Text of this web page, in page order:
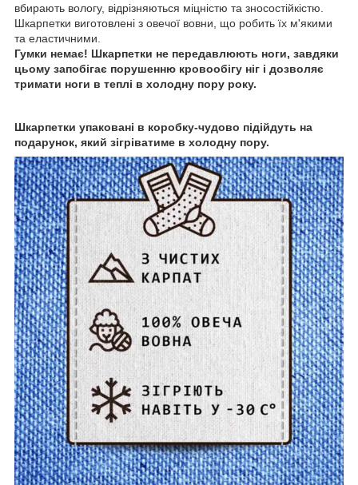
вбирають вологу, відрізняються міцністю та зносостійкістю.
Шкарпетки виготовлені з овечої вовни, що робить їх м'якими
та еластичними.
Гумки немає! Шкарпетки не передавлюють ноги, завдяки
цьому запобігає порушенню кровообігу ніг і дозволяє
тримати ноги в теплі в холодну пору року.
Шкарпетки упаковані в коробку-чудово підійдуть на
подарунок, який зігріватиме в холодну пору.